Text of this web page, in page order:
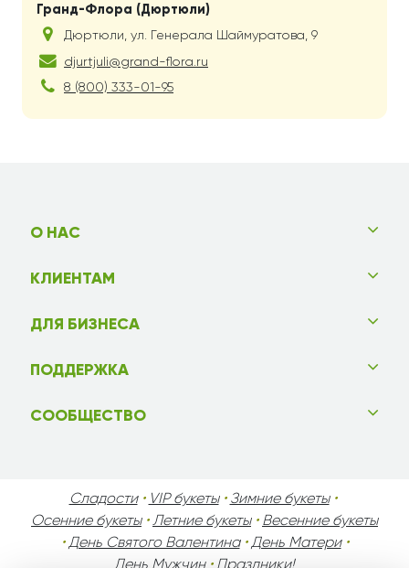
Гранд-Флора (Дюртюли)
Дюртюли, ул. Генерала Шаймуратова, 9
djurtjuli@grand-flora.ru
8 (800) 333-01-95
О НАС
КЛИЕНТАМ
ДЛЯ БИЗНЕСА
ПОДДЕРЖКА
СООБЩЕСТВО
Сладости• VIP букеты• Зимние букеты•
Осенние букеты•Летние букеты• Весенние букеты
•День Святого Валентина•День Матери•